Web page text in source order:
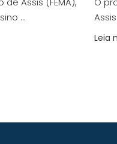
...
Leia